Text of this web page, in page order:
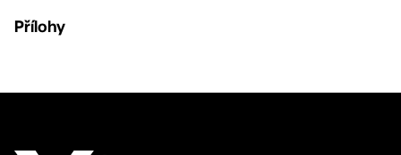
Přílohy